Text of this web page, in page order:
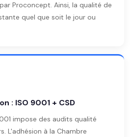
Proconcept. Ainsi, la qualité de
quel que soit le jour ou
: ISO 9001 + CSD
impose des audits qualité
L'adhésion à la Chambre